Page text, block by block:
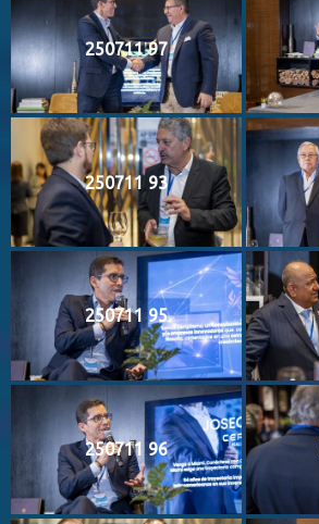
250711 97
250711 93
250711 95
250711 96